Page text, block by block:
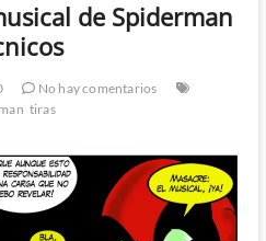
de Spiderman
No hay comentarios
tiras